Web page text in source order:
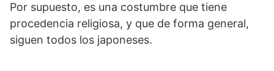
Por supuesto, es una costumbre que tiene
procedencia religiosa, y que de forma general,
siguen todos los japoneses.